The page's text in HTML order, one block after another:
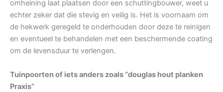
omheining laat plaatsen door een schuttingbouwer, weet u
echter zeker dat die stevig en veilig is. Het is voornaam om
de hekwerk geregeld te onderhouden door deze te reinigen
en eventueel te behandelen met een beschermende coating
om de levensduur te verlengen.
Tuinpoorten of iets anders zoals “douglas hout planken
Praxis”